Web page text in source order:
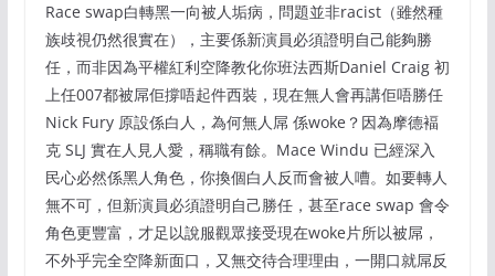
Race swap白轉黑一向被人垢病，問題並非racist（雖然種
族歧視仍然很實在），主要係新演員必須證明自己能夠勝
任，而非因為平權紅利空降教化你班法西斯Daniel Craig 初
上任007都被屌佢撐唔起件西裝，現在無人會再講佢唔勝任
Nick Fury 原設係白人，為何無人屌 係woke？因為摩德褔
克 SLJ 實在人見人愛，稱職有餘。Mace Windu 已經深入
民心必然係黑人角色，你換個白人反而會被人嘈。如要轉人
無不可，但新演員必須證明自己勝任，甚至race swap 會令
角色更豐富，才足以說服觀眾接受現在woke片所以被屌，
不外乎完全空降新面口，又無交待合理理由，一開口就屌反